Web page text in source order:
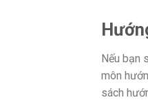
Nếu bạn
môn
sách